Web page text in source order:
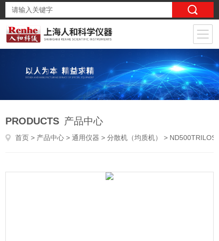
PRODUCTS 产品中心
首页 > 产品中心 >通用仪器 >分散机（均质机） > ND500TRILOS泰洛思 超高压纳米均质机